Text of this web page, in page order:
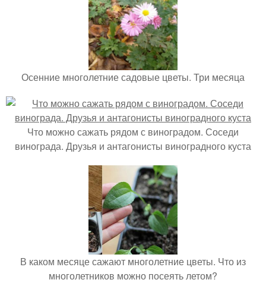
Осенние многолетние садовые цветы. Три месяца
Что можно сажать рядом с виноградом. Соседи
винограда. Друзья и антагонисты виноградного куста
В каком месяце сажают многолетние цветы. Что из
многолетников можно посеять летом?